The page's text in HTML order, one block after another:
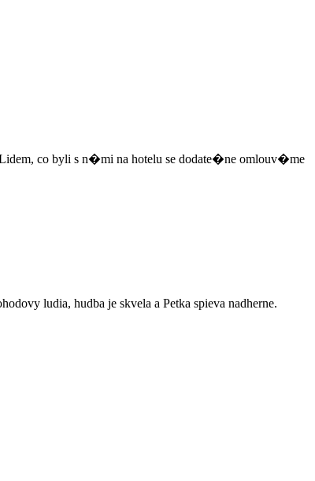
co byli s n�mi na hotelu se dodate�ne omlouv�me
ludia, hudba je skvela a Petka spieva nadherne.